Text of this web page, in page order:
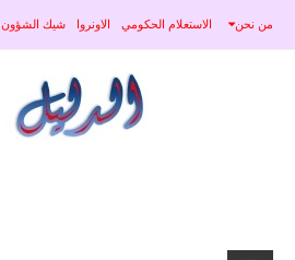
من نحن الاستعلام الحكومي الاونروا شيك الشؤون